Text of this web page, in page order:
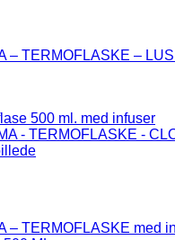
– TERMOFLASKE –
– TERMOFLASKE med